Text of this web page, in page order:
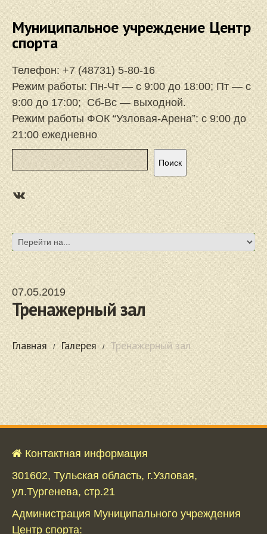
Муниципальное учреждение Центр
спорта
Телефон:+7 (48731) 5-80-16
Режим работы: Пн-Чт — с 9:00 до 18:00; Пт — с
9:00 до 17:00; Сб-Вс — выходной.
Режим работы ФОК “Узловая-Арена”: с 9:00 до
21:00 ежедневно
Поиск
Поиск
https://vk.com/focuzlarena
07.05.2019
Тренажерный зал
Главная Галерея Тренажерный зал
Контактная информация
301602, Тульская область, г.Узловая,
ул.Тургенева, стр.21
Администрация Муниципального учреждения
Центр спорта: